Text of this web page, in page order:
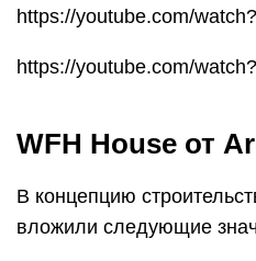
https://youtube.com/
https://youtube.com/
WFH House от
В концепцию
вложили следующие